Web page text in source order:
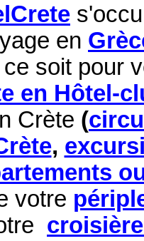
en
ce soit pour
en Hôtel-
Crète (
,
votre